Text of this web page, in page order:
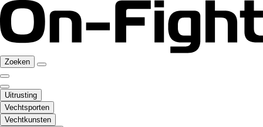
Zoeken
Uitrusting
Vechtsporten
Vechtkunsten